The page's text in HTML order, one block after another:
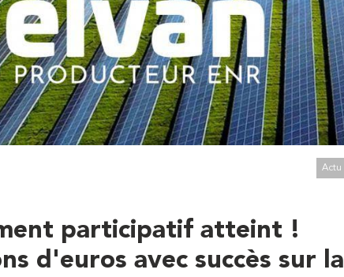
Actu
participatif atteint !
d'euros avec succès sur la